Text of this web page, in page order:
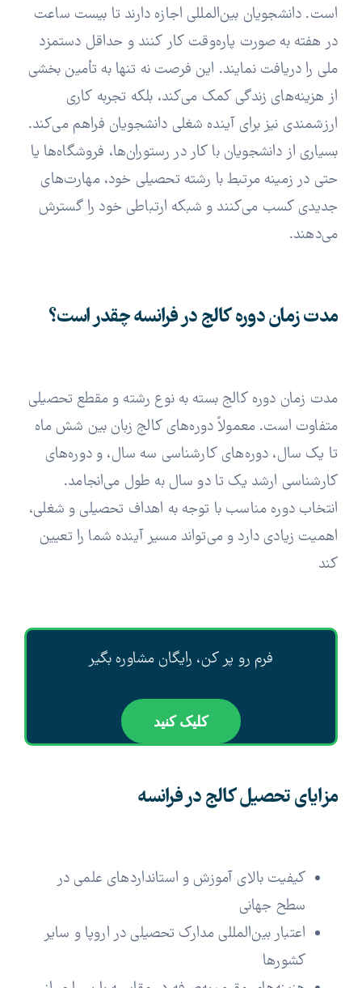
است. دانشجویان بین‌المللی اجازه دارند تا بیست ساعت
در هفته به صورت پاره‌وقت کار کنند و حداقل دستمزد
ملی را دریافت نمایند. این فرصت نه تنها به تأمین بخشی
از هزینه‌های زندگی کمک می‌کند، بلکه تجربه کاری
ارزشمندی نیز برای آینده شغلی دانشجویان فراهم می‌کند.
بسیاری از دانشجویان با کار در رستوران‌ها، فروشگاه‌ها یا
حتی در زمینه مرتبط با رشته تحصیلی خود، مهارت‌های
جدیدی کسب می‌کنند و شبکه ارتباطی خود را گسترش
می‌دهند.
مدت زمان دوره کالج در فرانسه چقدر است؟
مدت زمان دوره کالج بسته به نوع رشته و مقطع تحصیلی
متفاوت است. معمولاً دوره‌های کالج زبان بین شش ماه
تا یک سال، دوره‌های کارشناسی سه سال، و دوره‌های
کارشناسی ارشد یک تا دو سال به طول می‌انجامد.
انتخاب دوره مناسب با توجه به اهداف تحصیلی و شغلی،
اهمیت زیادی دارد و می‌تواند مسیر آینده شما را تعیین
کند
فرم رو پر کن، رایگان مشاوره بگیر
کلیک کنید
مزایای تحصیل کالج در فرانسه
کیفیت بالای آموزش و استانداردهای علمی در
سطح جهانی
اعتبار بین‌المللی مدارک تحصیلی در اروپا و سایر
کشورها